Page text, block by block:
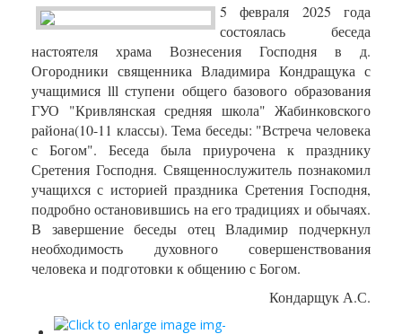
5 февраля 2025 года
состоялась беседа
настоятеля храма Вознесения Господня в д.
Огородники священника Владимира Кондращука с
учащимися lll ступени общего базового образования
ГУО "Кривлянская средняя школа" Жабинковского
района(10-11 классы). Тема беседы: "Встреча человека
с Богом". Беседа была приурочена к празднику
Сретения Господня. Священнослужитель познакомил
учащихся с историей праздника Сретения Господня,
подробно остановившись на его традициях и обычаях.
В завершение беседы отец Владимир подчеркнул
необходимость духовного совершенствования
человека и подготовки к общению с Богом.
Кондарщук А.С.